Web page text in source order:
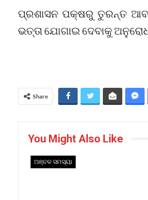
ପ୍ରଶାସନ ପକ୍ଷରୁ ତୁରନ୍ତ
ଭତ୍ତା ଯୋଗାଇ ଦେବାକୁ
Share
You Might Also Like
ଅଞ୍ଚଳ ସମସ୍ୟା